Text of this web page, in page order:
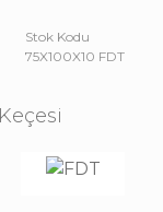
Stok Kodu
75X100X10 FDT